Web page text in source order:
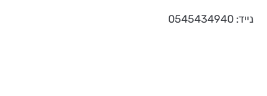
נייד: 0545434940